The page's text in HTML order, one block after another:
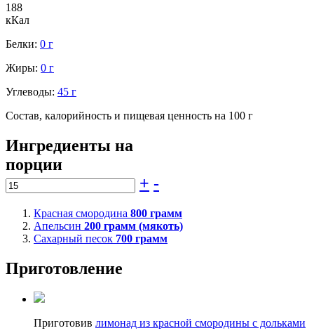
188
кКал
Белки: 0 г
Жиры: 0 г
Углеводы: 45 г
Состав, калорийность и пищевая ценность на 100 г
Ингредиенты на
порции
+ -
Красная смородина 800 грамм
Апельсин 200 грамм (мякоть)
Сахарный песок 700 грамм
Приготовление
Приготовив лимонад из красной смородины с дольками